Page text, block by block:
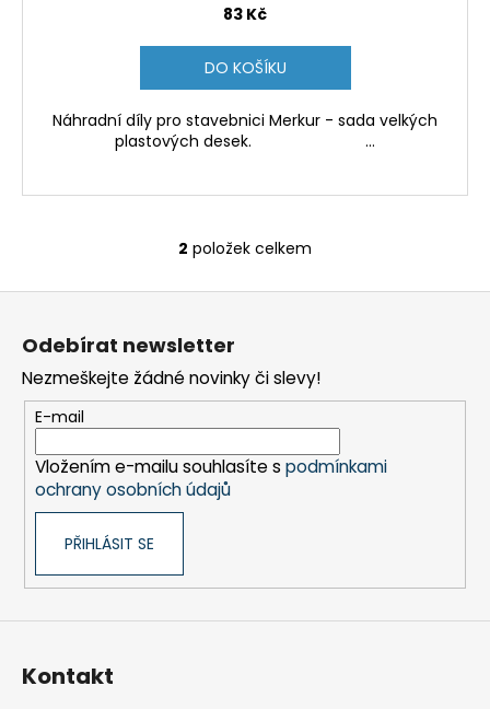
83 Kč
DO KOŠÍKU
Náhradní díly pro stavebnici Merkur - sada velkých
plastových desek. ...
O
v
a
c
í
p
r
ý
p
2 položek celkem
Odebírat newsletter
Nezmeškejte žádné novinky či slevy!
E-mail
Vložením e-mailu souhlasíte s podmínkami
ochrany osobních údajů
PŘIHLÁSIT SE
Kontakt